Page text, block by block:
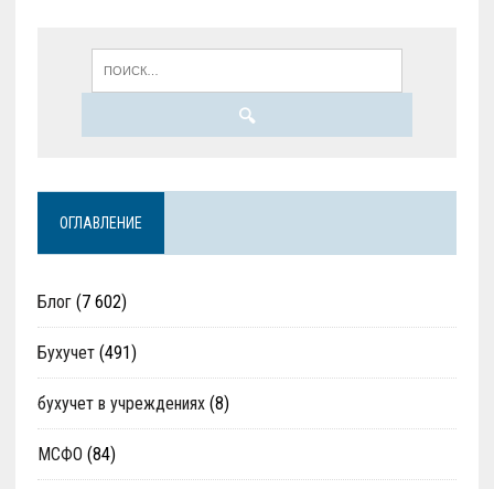
ОГЛАВЛЕНИЕ
Блог(7 602)
Бухучет(491)
бухучет в учреждениях(8)
МСФО (84)